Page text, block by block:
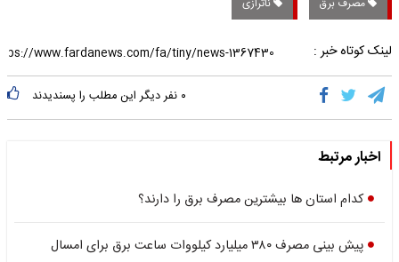
مصرف برق ناترازی
لینک کوتاه خبر :
۰ نفر دیگر این مطلب را پسندیدند
اخبار مرتبط
کدام استان ها بیشترین مصرف برق را دارند؟
پیش بینی مصرف ۳۸۰ میلیارد کیلو‌وات ساعت برق برای امسال